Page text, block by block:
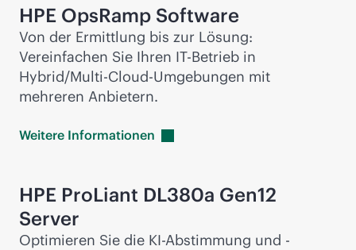
HPE OpsRamp Software
Von der Ermittlung bis zur Lösung:
Vereinfachen Sie Ihren IT-Betrieb in
Hybrid/Multi-Cloud-Umgebungen mit
mehreren Anbietern.
Weitere Informationen
HPE ProLiant DL380a Gen12
Server
Optimieren Sie die KI-Abstimmung und -